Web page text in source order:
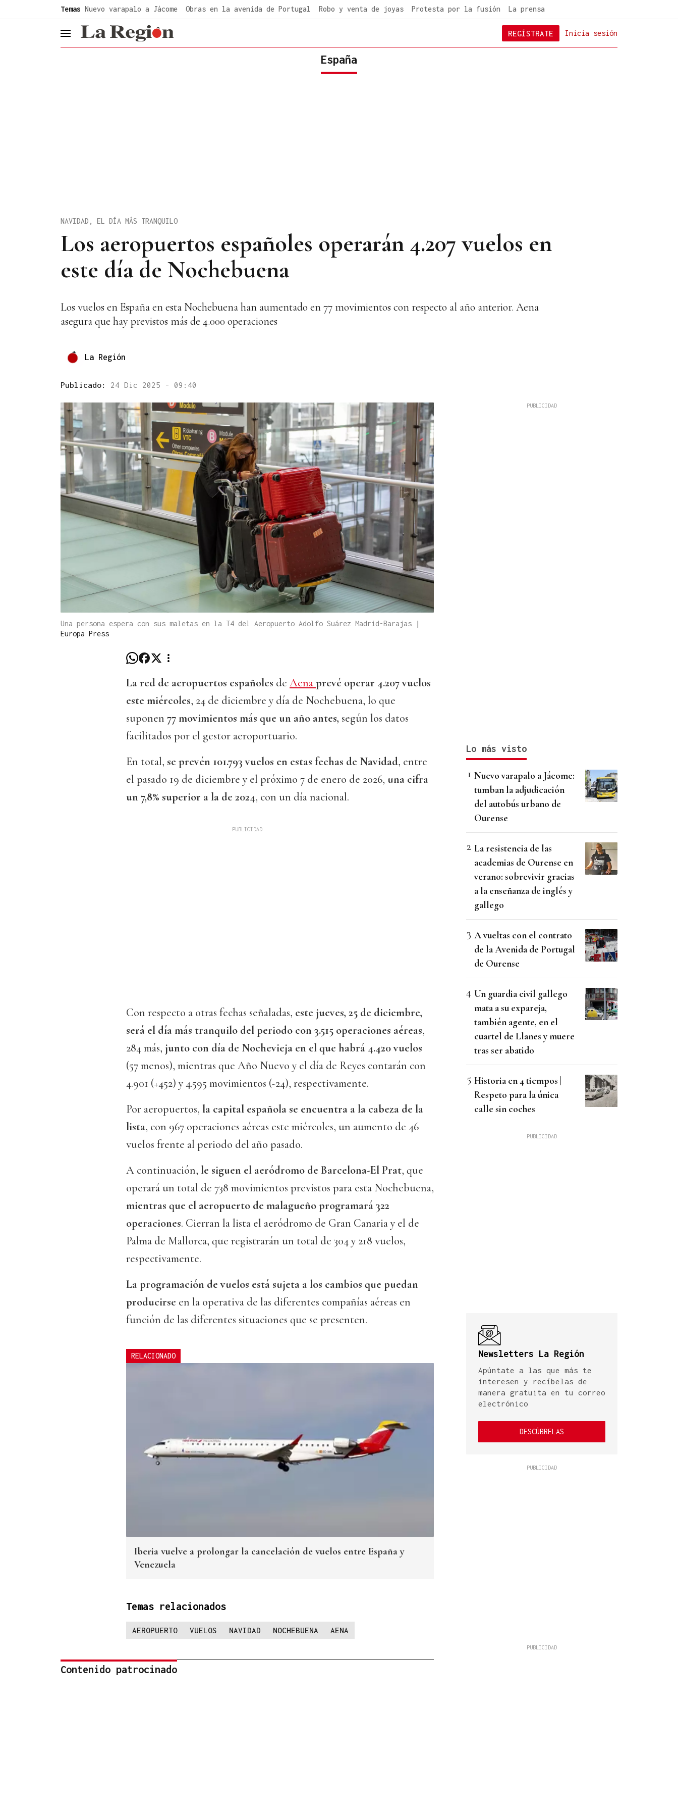
Temas Nuevo varapalo a Jácome Obras en la avenida de Portugal Robo y venta de joyas Protesta por la fusión La prensa
header.menu.open Inicia sesión
REGÍSTRATE
España
Los aeropuertos españoles operarán 4.207 vuelos en
este día de Nochebuena
NAVIDAD, EL DÍA MÁS TRANQUILO
Los vuelos en España en esta Nochebuena han aumentado en 77 movimientos con respecto al año anterior. Aena
asegura que hay previstos más de 4.000 operaciones
La Región
Publicado: 24 Dic 2025 - 09:40
Una persona espera con sus maletas en la T4 del Aeropuerto Adolfo Suárez Madrid-Barajas
|
Europa Press
La red de aeropuertos españoles de Aenaprevé operar 4.207 vuelos
este miércoles, 24 de diciembre y día de Nochebuena, lo que
suponen 77 movimientos más que un año antes, según los datos
facilitados por el gestor aeroportuario.
En total, se prevén 101.793 vuelos en estas fechas de Navidad, entre
el pasado 19 de diciembre y el próximo 7 de enero de 2026, una cifra
un 7,8% superior a la de 2024, con un día nacional.
Con respecto a otras fechas señaladas, este jueves, 25 de diciembre,
será el día más tranquilo del periodo con 3.515 operaciones aéreas,
284 más, junto con día de Nochevieja en el que habrá 4.420 vuelos
(57 menos), mientras que Año Nuevo y el día de Reyes contarán con
4.901 (+452) y 4.595 movimientos (-24), respectivamente.
Por aeropuertos, la capital española se encuentra a la cabeza de la
lista, con 967 operaciones aéreas este miércoles, un aumento de 46
vuelos frente al periodo del año pasado.
A continuación, le siguen el aeródromo de Barcelona-El Prat, que
operará un total de 738 movimientos previstos para esta Nochebuena,
mientras que el aeropuerto de malagueño programará 322
operaciones. Cierran la lista el aeródromo de Gran Canaria y el de
Palma de Mallorca, que registrarán un total de 304 y 218 vuelos,
respectivamente.
La programación de vuelos está sujeta a los cambios que puedan
producirse en la operativa de las diferentes compañías aéreas en
función de las diferentes situaciones que se presenten.
RELACIONADO
Iberia vuelve a prolongar la cancelación de vuelos entre España y
Venezuela
Temas relacionados
AEROPUERTO VUELOS NAVIDAD NOCHEBUENA AENA
Contenido patrocinado
Lo más visto
Nuevo varapalo a Jácome:
tumban la adjudicación
del autobús urbano de
Ourense
La resistencia de las
academias de Ourense en
verano: sobrevivir gracias
a la enseñanza de inglés y
gallego
A vueltas con el contrato
de la Avenida de Portugal
de Ourense
Un guardia civil gallego
mata a su expareja,
también agente, en el
cuartel de Llanes y muere
tras ser abatido
Historia en 4 tiempos |
Respeto para la única
calle sin coches
Newsletters La Región
Apúntate a las que más te
interesen y recíbelas de
manera gratuita en tu correo
electrónico
DESCÚBRELAS